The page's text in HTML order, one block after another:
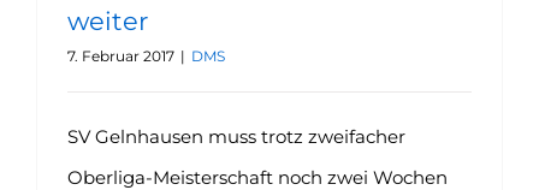
weiter
7. Februar 2017 | DMS
SV Gelnhausen muss trotz zweifacher
Oberliga-Meisterschaft noch zwei Wochen